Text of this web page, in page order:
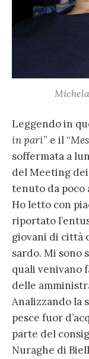
Leggendo in
in pari” e il “
soffermata a
del Meeting
tenuto da poco
Ho letto con
riportato
giovani di città
sardo. Mi sono
quali venivano
delle
Analizzando la
pesce fuor
parte del
Nuraghe di